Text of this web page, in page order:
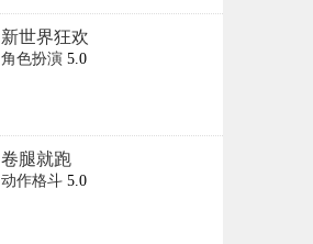
新世界狂欢
角色扮演 5.0
卷腿就跑
动作格斗 5.0